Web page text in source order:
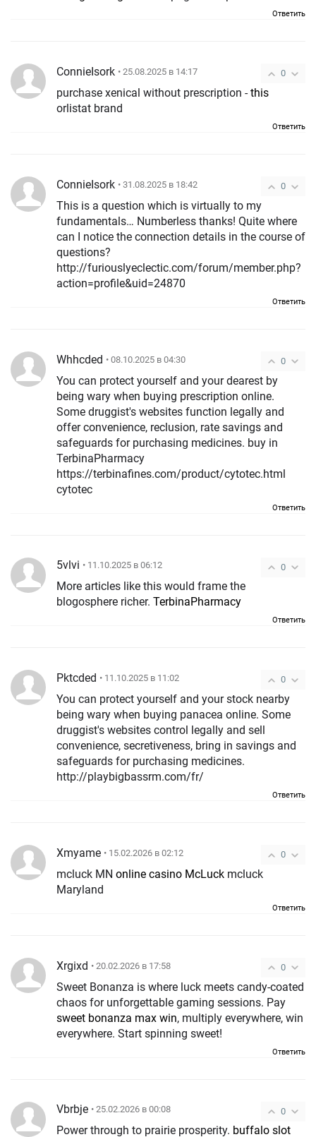
Ответить
0
ConnieIsork • 25.08.2025 в 14:17
purchase xenical without prescription -this
orlistat brand
Ответить
0
ConnieIsork • 31.08.2025 в 18:42
This is a question which is virtually to my
fundamentals… Numberless thanks! Quite where
can I notice the connection details in the course of
questions?
http://furiouslyeclectic.com/forum/member.php?
action=profile&uid=24870
Ответить
0
Whhcded • 08.10.2025 в 04:30
You can protect yourself and your dearest by
being wary when buying prescription online.
Some druggist's websites function legally and
offer convenience, reclusion, rate savings and
safeguards for purchasing medicines. buy in
TerbinaPharmacy
https://terbinafines.com/product/cytotec.html
cytotec
Ответить
0
5vlvi • 11.10.2025 в 06:12
More articles like this would frame the
blogosphere richer. TerbinaPharmacy
Ответить
0
Pktcded • 11.10.2025 в 11:02
You can protect yourself and your stock nearby
being wary when buying panacea online. Some
druggist's websites control legally and sell
convenience, secretiveness, bring in savings and
safeguards for purchasing medicines.
http://playbigbassrm.com/fr/
Ответить
0
Xmyame • 15.02.2026 в 02:12
mcluck MN online casino McLuck mcluck
Maryland
Ответить
0
Xrgixd • 20.02.2026 в 17:58
Sweet Bonanza is where luck meets candy-coated
chaos for unforgettable gaming sessions. Pay
sweet bonanza max win, multiply everywhere, win
everywhere. Start spinning sweet!
Ответить
0
Vbrbje • 25.02.2026 в 00:08
Power through to prairie prosperity. buffalo slot